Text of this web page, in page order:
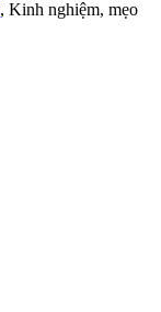
, Kinh nghiệm, mẹo